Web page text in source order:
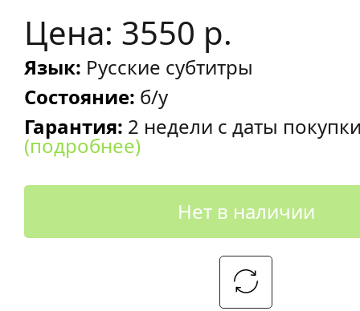
Цена: 3550 р.
Язык: Русские субтитры
Состояние: б/у
Гарантия: 2 недели с даты
(подробнее)
Нет в наличии